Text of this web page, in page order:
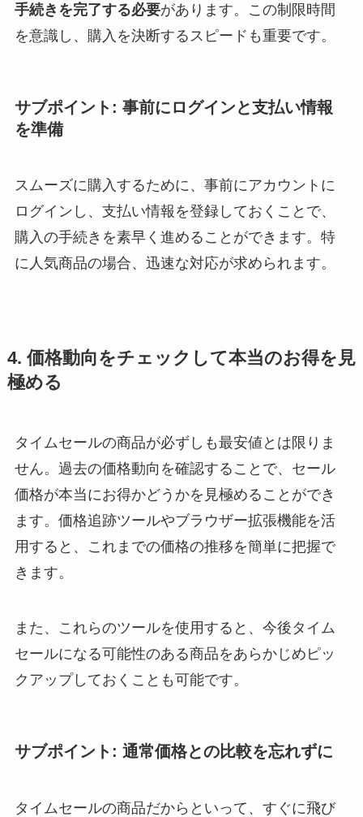
手続きを完了する必要があります。この制限時間
を意識し、購入を決断するスピードも重要です。
サブポイント: 事前にログインと支払い情報
を準備
スムーズに購入するために、事前にアカウントに
ログインし、支払い情報を登録しておくことで、
購入の手続きを素早く進めることができます。特
に人気商品の場合、迅速な対応が求められます。
4. 価格動向をチェックして本当のお得を見
極める
タイムセールの商品が必ずしも最安値とは限りま
せん。過去の価格動向を確認することで、セール
価格が本当にお得かどうかを見極めることができ
ます。価格追跡ツールやブラウザー拡張機能を活
用すると、これまでの価格の推移を簡単に把握で
きます。
また、これらのツールを使用すると、今後タイム
セールになる可能性のある商品をあらかじめピッ
クアップしておくことも可能です。
サブポイント: 通常価格との比較を忘れずに
タイムセールの商品だからといって、すぐに飛び